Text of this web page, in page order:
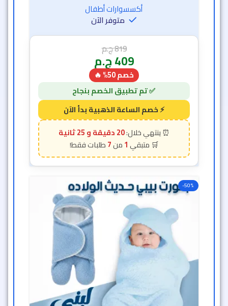
أكسسوارات أطفال
متوفر الآن
819ج.م
409ج.م
خصم 50% 🔥
20 دقيقة و 23 ثانية
1
7
-50%